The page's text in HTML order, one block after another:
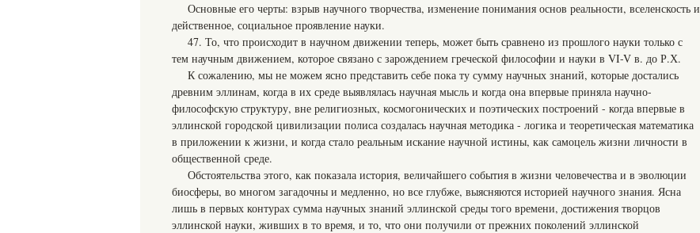
Основные его черты: взрыв научного творчества, изменение понимания основ реальности, вселенскость и
действенное, социальное проявление науки.
47. То, что происходит в научном движении теперь, может быть сравнено из прошлого науки только с
тем научным движением, которое связано с зарождением греческой философии и науки в VI-V в. до Р.Х.
К сожалению, мы не можем ясно представить себе пока ту сумму научных знаний, которые достались
древним эллинам, когда в их среде выявлялась научная мысль и когда она впервые приняла научно-
философскую структуру, вне религиозных, космогонических и поэтических построений - когда впервые в
эллинской городской цивилизации полиса создалась научная методика - логика и теоретическая математика
в приложении к жизни, и когда стало реальным искание научной истины, как самоцель жизни личности в
общественной среде.
Обстоятельства этого, как показала история, величайшего события в жизни человечества и в эволюции
биосферы, во многом загадочны и медленно, но все глубже, выясняются историей научного знания. Ясна
лишь в первых контурах сумма научных знаний эллинской среды того времени, достижения творцов
эллинской науки, живших в то время, и то, что они получили от прежних поколений эллинской